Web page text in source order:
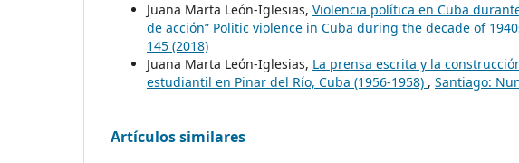
Juana Marta León-Iglesias, Violencia política en Cuba
de acción” Politic violence in Cuba during the decade of
145 (2018)
Juana Marta León-Iglesias, La prensa escrita y la
estudiantil en Pinar del Río, Cuba (1956-1958) , Santiago:
Artículos similares